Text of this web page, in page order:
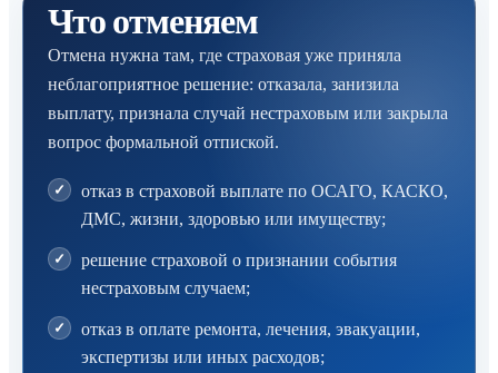
Что отменяем
Отмена нужна там, где страховая уже приняла
неблагоприятное решение: отказала, занизила
выплату, признала случай нестраховым или закрыла
вопрос формальной отпиской.
отказ в страховой выплате по ОСАГО, КАСКО,
ДМС, жизни, здоровью или имуществу;
решение страховой о признании события
нестраховым случаем;
отказ в оплате ремонта, лечения, эвакуации,
экспертизы или иных расходов;